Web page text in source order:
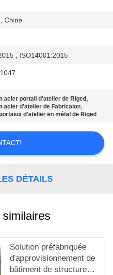
Chine
, ISO14001:2015
acier portail d'atelier de Riged ,
acier d'atelier de Fabricaion,
d'atelier en métal de Riged
DÉTAILS
Solution préfabriquée
d'approvisionnement de
bâtiment de structure